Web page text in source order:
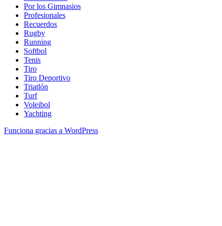
Por los Gimnasios
Profesionales
Recuerdos
Rugby
Running
Softbol
Tenis
Tiro
Tiro Deportivo
Triatlón
Turf
Voleibol
Yachting
Funciona gracias a WordPress